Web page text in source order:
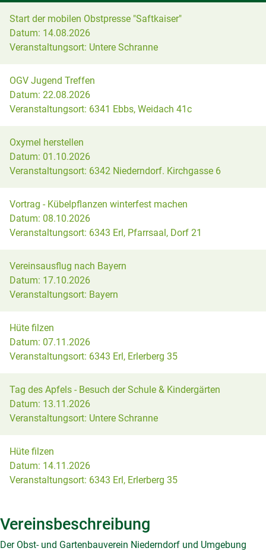
Start der mobilen Obstpresse "Saftkaiser"
Datum: 14.08.2026
Veranstaltungsort: Untere Schranne
OGV Jugend Treffen
Datum: 22.08.2026
Veranstaltungsort: 6341 Ebbs, Weidach 41c
Oxymel herstellen
Datum: 01.10.2026
Veranstaltungsort: 6342 Niederndorf. Kirchgasse 6
Vortrag - Kübelpflanzen winterfest machen
Datum: 08.10.2026
Veranstaltungsort: 6343 Erl, Pfarrsaal, Dorf 21
Vereinsausflug nach Bayern
Datum: 17.10.2026
Veranstaltungsort: Bayern
Hüte filzen
Datum: 07.11.2026
Veranstaltungsort: 6343 Erl, Erlerberg 35
Tag des Apfels - Besuch der Schule & Kindergärten
Datum: 13.11.2026
Veranstaltungsort: Untere Schranne
Hüte filzen
Datum: 14.11.2026
Veranstaltungsort: 6343 Erl, Erlerberg 35
Vereinsbeschreibung
Der Obst- und Gartenbauverein Niederndorf und Umgebung